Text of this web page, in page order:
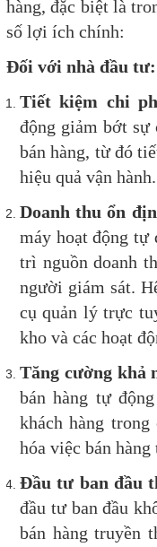
hàng, đặc biệt là
số lợi ích chính:
Đối với nhà đầu tư:
Tiết kiệm chi
động giảm bớt sự
bán hàng, từ đó
hiệu quả vận hành.
Doanh thu ổn
máy hoạt động tự
trì nguồn doanh
người giám sát.
cụ quản lý trực
kho và các hoạt
Tăng cường khả
bán hàng tự
khách hàng
hóa việc bán
Đầu tư ban đầu
đầu tư ban đầu
bán hàng truyền